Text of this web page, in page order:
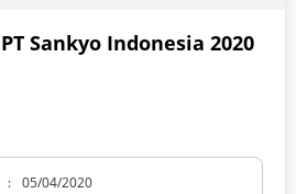
Sankyo Indonesia 2020
: 05/04/2020